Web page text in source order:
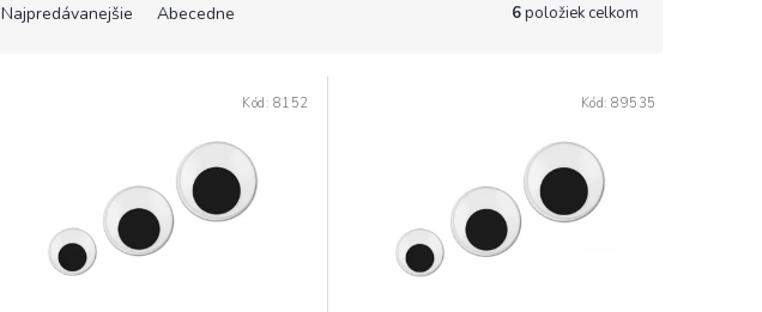
Najpredávanejšie Abecedne 6položiek celkom
Kód: 8152 Kód:89535